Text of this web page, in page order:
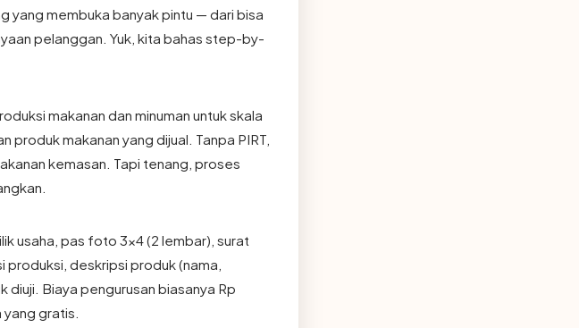
yang membuka banyak pintu — dari bisa
pelanggan. Yuk, kita bahas step-by-
makanan dan minuman untuk skala
produk makanan yang dijual. Tanpa PIRT,
kemasan. Tapi tenang, proses
usaha, pas foto 3x4 (2 lembar), surat
produksi, deskripsi produk (nama,
Biaya pengurusan biasanya Rp
gratis.